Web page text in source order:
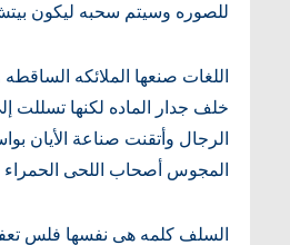
للصوره وسيتم سحبه ليكون بيتش
اللغات صنعها الملائكه الساقطه
خلف جدار الماده لكنها تسللت إلى
الرجال وأتقنت صناعة الأيان بواسطة
المجوس أصحاب اللحى الحمراء .
السلف كلمه هى نفسها فلس تعففوا